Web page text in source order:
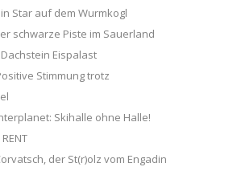
Star auf dem Wurmkogl
schwarze Piste im Sauerland
Dachstein Eispalast
Stimmung trotz
Skihalle ohne Halle!
der St(r)olz vom Engadin